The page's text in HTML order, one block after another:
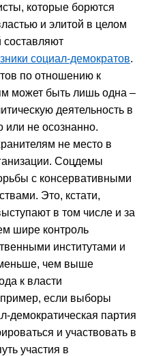
которые борются
и элитой в целом
составляют
социал-демократов.
по отношению к
может быть лишь одна –
деятельность в
или не осознанно.
не место в
Соцдемы
с консервативными
Это, кстати,
в том числе и за
шире контроль
институтами и
чем выше
к власти
если выборы
демократическая партия
и участвовать в
участия в